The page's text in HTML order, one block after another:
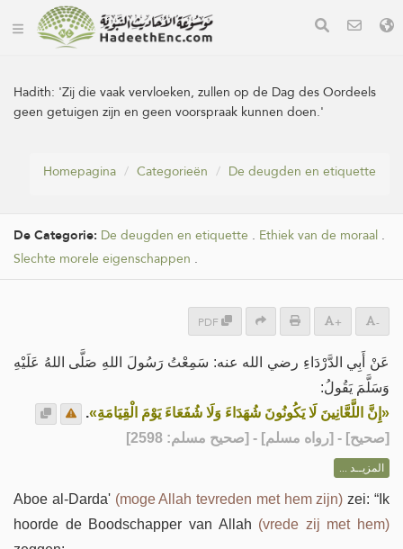
Hadith: 'Zij die vaak vervloeken, zullen op de Dag des Oordeels
geen getuigen zijn en geen voorspraak kunnen doen.'
Homepagina Categorieën De deugden en etiquette
De Categorie: De deugden en etiquette . Ethiek van de moraal .
Slechte morele eigenschappen .
PDF + -
عَنْ أَبِي الدَّرْدَاءِ رضي الله عنه: سَمِعْتُ رَسُولَ اللهِ صَلَّى اللهُ عَلَيْهِ
وَسَلَّمَ يَقُولُ:
«إِنَّ اللَّعَّانِينَ لَا يَكُونُونَ شُهَدَاءَ وَلَا شُفَعَاءَ يَوْمَ الْقِيَامَةِ».
[صحيح] - [رواه مسلم] - [صحيح مسلم: 2598]
المزيــد ...
Aboe al-Darda' (moge Allah tevreden met hem zijn) zei: “Ik
hoorde de Boodschapper van Allah (vrede zij met hem)